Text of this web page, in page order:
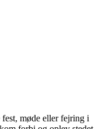
møde eller fejring i